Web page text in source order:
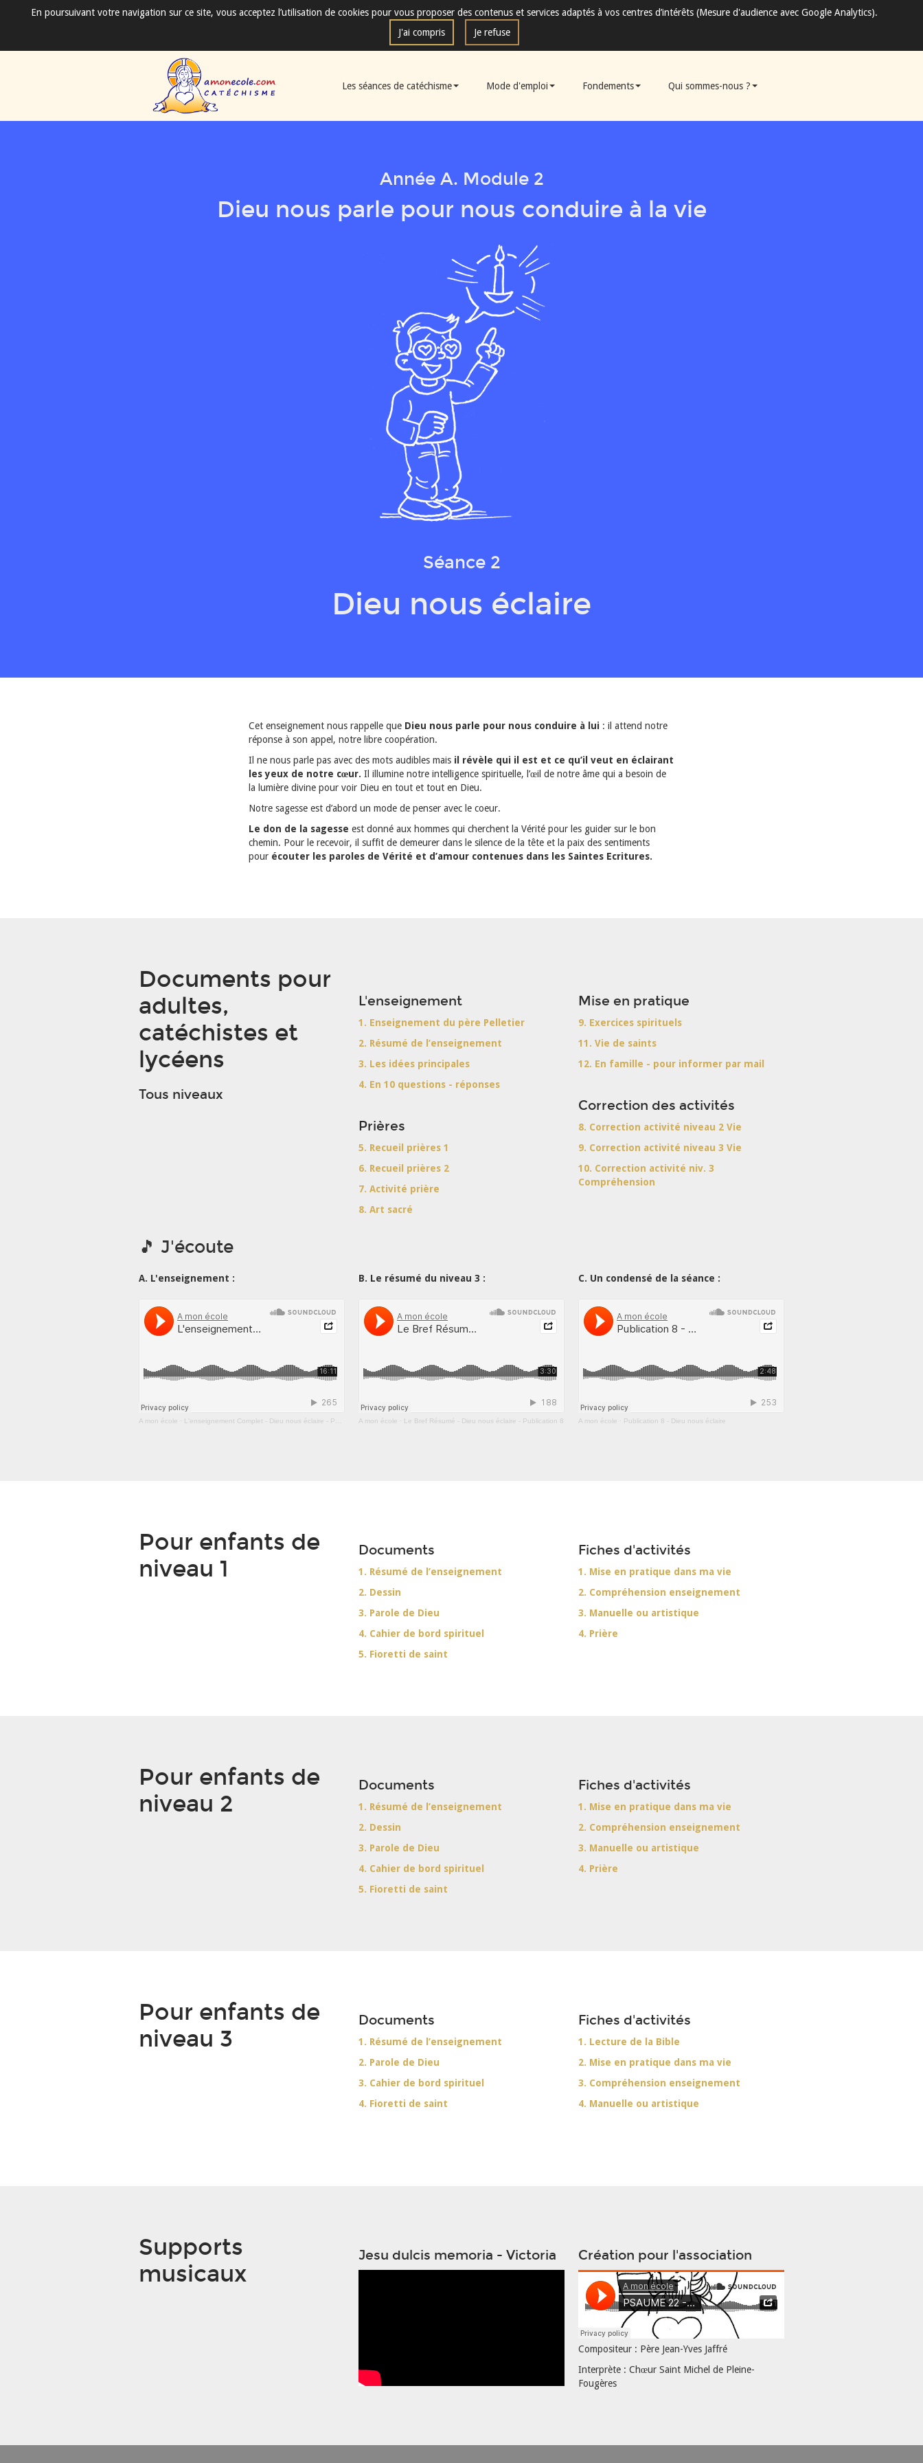
En poursuivant votre navigation sur ce site, vous acceptez l’utilisation de cookies pour vous proposer des contenus et services adaptés à vos centres d’intérêts (Mesure d'audience avec Google Analytics).
J'ai compris
Je refuse
Les séances de catéchisme Mode d'emploi Fondements Qui sommes-nous ?
Année A. Module 2
Dieu nous parle pour nous conduire à la vie
Séance 2
Dieu nous éclaire
Cet enseignement nous rappelle que Dieu nous parle pour nous conduire à lui : il attend notre
réponse à son appel, notre libre coopération.
Il ne nous parle pas avec des mots audibles mais il révèle qui il est et ce qu’il veut en éclairant
les yeux de notre cœur. Il illumine notre intelligence spirituelle, l’œil de notre âme qui a besoin de
la lumière divine pour voir Dieu en tout et tout en Dieu.
Notre sagesse est d’abord un mode de penser avec le coeur.
Le don de la sagesse est donné aux hommes qui cherchent la Vérité pour les guider sur le bon
chemin. Pour le recevoir, il suffit de demeurer dans le silence de la tête et la paix des sentiments
pour écouter les paroles de Vérité et d’amour contenues dans les Saintes Ecritures.
Documents pour
adultes,
catéchistes et
lycéens
Tous niveaux
L'enseignement
1. Enseignement du père Pelletier
2. Résumé de l’enseignement
3. Les idées principales
4. En 10 questions - réponses
Prières
5. Recueil prières 1
6. Recueil prières 2
7. Activité prière
8. Art sacré
Mise en pratique
9. Exercices spirituels
11. Vie de saints
12. En famille - pour informer par mail
Correction des activités
8. Correction activité niveau 2 Vie
9. Correction activité niveau 3 Vie
10. Correction activité niv. 3
Compréhension
🎵 J'écoute
A. L'enseignement :
A mon école · L'enseignement Complet - Dieu nous éclaire - Publication 8
B. Le résumé du niveau 3 :
A mon école · Le Bref Résumé - Dieu nous éclaire - Publication 8
C. Un condensé de la séance :
A mon école · Publication 8 - Dieu nous éclaire
Pour enfants de
niveau 1
Documents
1. Résumé de l’enseignement
2. Dessin
3. Parole de Dieu
4. Cahier de bord spirituel
5. Fioretti de saint
Fiches d'activités
1. Mise en pratique dans ma vie
2. Compréhension enseignement
3. Manuelle ou artistique
4. Prière
Pour enfants de
niveau 2
Documents
1. Résumé de l’enseignement
2. Dessin
3. Parole de Dieu
4. Cahier de bord spirituel
5. Fioretti de saint
Fiches d'activités
1. Mise en pratique dans ma vie
2. Compréhension enseignement
3. Manuelle ou artistique
4. Prière
Pour enfants de
niveau 3
Documents
1. Résumé de l’enseignement
2. Parole de Dieu
3. Cahier de bord spirituel
4. Fioretti de saint
Fiches d'activités
1. Lecture de la Bible
2. Mise en pratique dans ma vie
3. Compréhension enseignement
4. Manuelle ou artistique
Supports
musicaux
Jesu dulcis memoria - Victoria Création pour l'association
Compositeur : Père Jean-Yves Jaffré
Interprète : Chœur Saint Michel de Pleine-
Fougères